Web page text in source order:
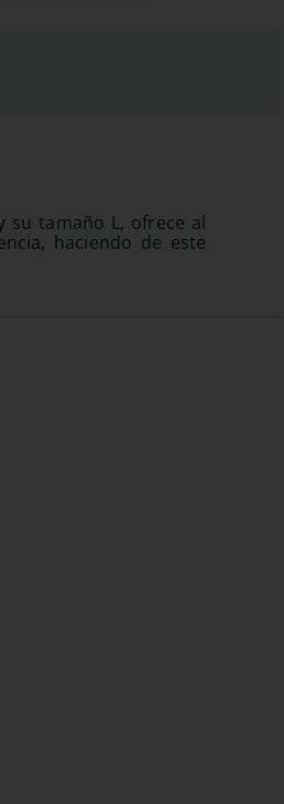
su tamaño L, ofrece al
haciendo de este